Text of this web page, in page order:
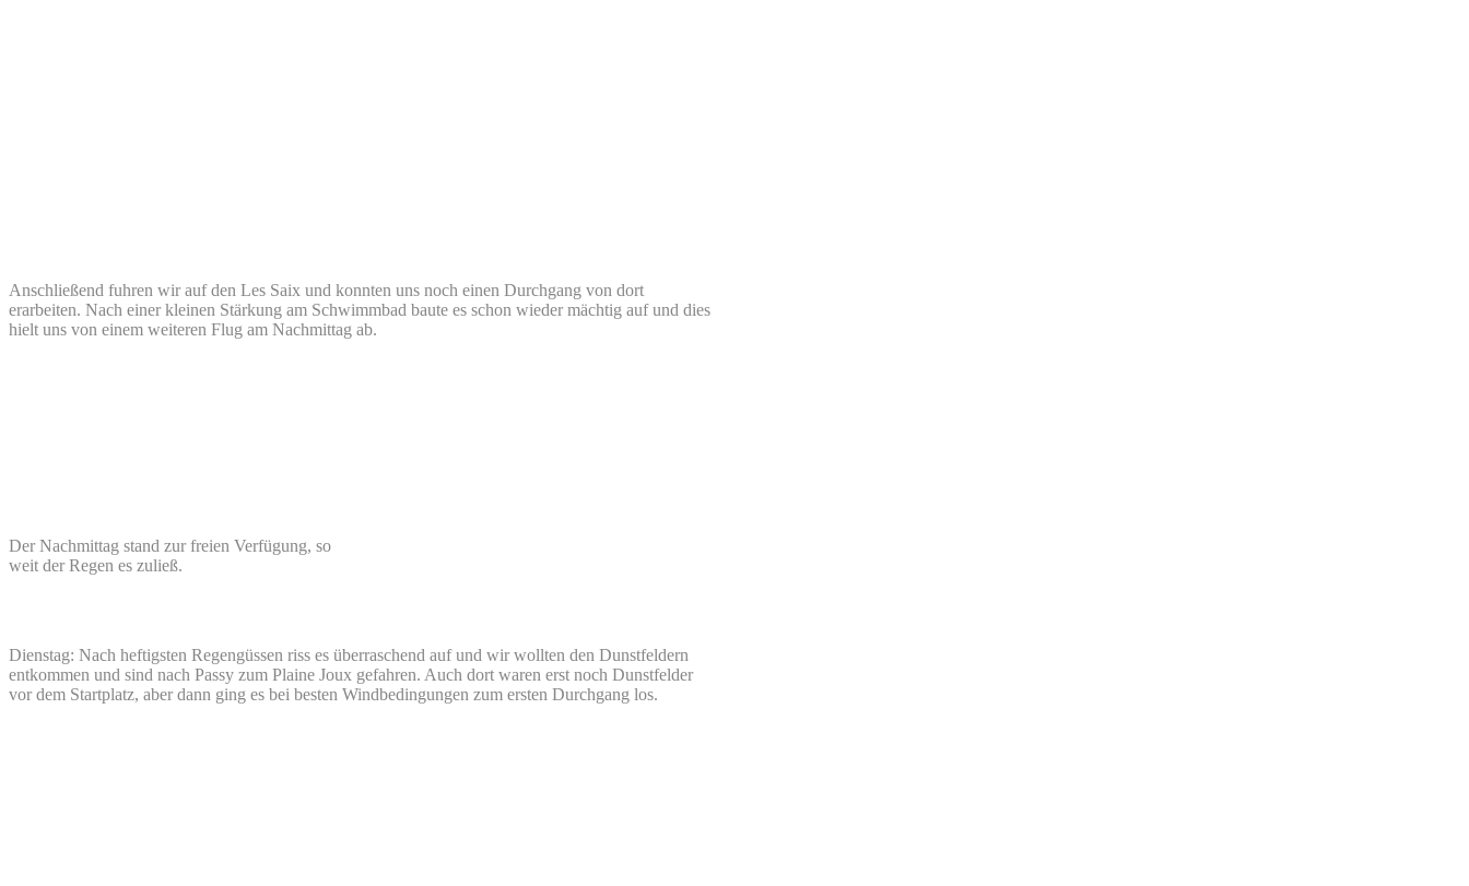
Anschließend fuhren wir auf den Les Saix und konnten uns noch einen Durchgang von dort
erarbeiten. Nach einer kleinen Stärkung am Schwimmbad baute es schon wieder mächtig auf und dies
hielt uns von einem weiteren Flug am Nachmittag ab.
Der Nachmittag stand zur freien Verfügung, so
weit der Regen es zuließ.
Dienstag: Nach heftigsten Regengüssen riss es überraschend auf und wir wollten den Dunstfeldern
entkommen und sind nach Passy zum Plaine Joux gefahren. Auch dort waren erst noch Dunstfelder
vor dem Startplatz, aber dann ging es bei besten Windbedingungen zum ersten Durchgang los.